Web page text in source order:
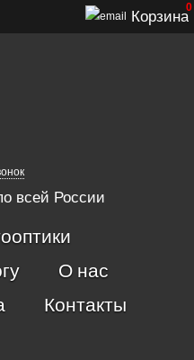
всей России
Корзина
0
О нас
Контакты